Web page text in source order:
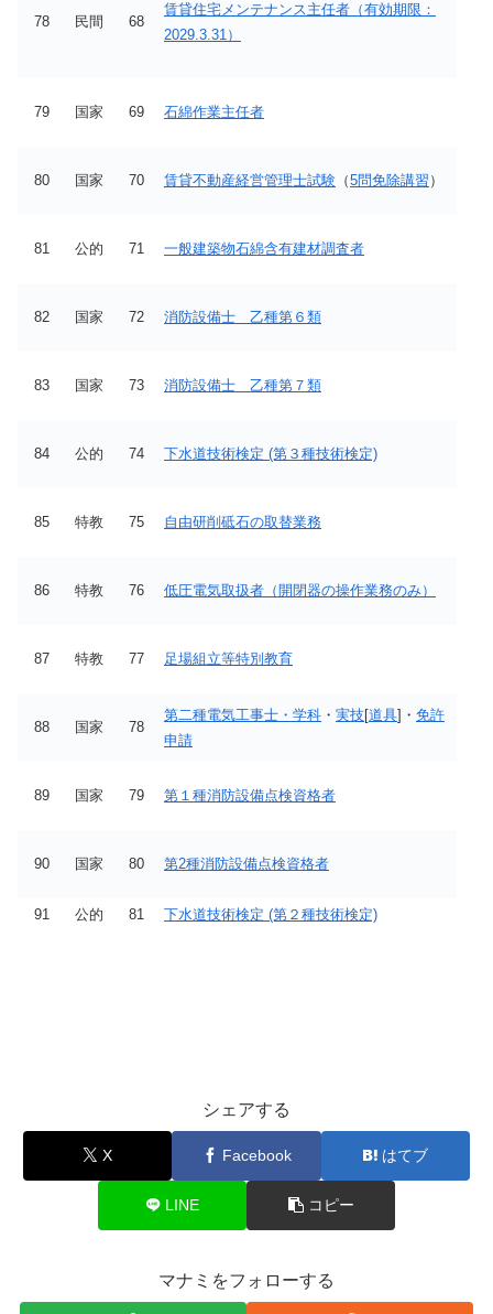
78 民間 68
賃貸住宅メンテナンス主任者（有効期限：
2029.3.31）
79 国家 69 石綿作業主任者
80 国家 70 賃貸不動産経営管理士試験 （5問免除講習 ）
81 公的 71 一般建築物石綿含有建材調査者
82 国家 72 消防設備士 乙種第６類
83 国家 73 消防設備士 乙種第７類
84 公的 74 下水道技術検定 (第３種技術検定)
85 特教 75 自由研削砥石の取替業務
86 特教 76 低圧電気取扱者（開閉器の操作業務のみ）
87 特教 77 足場組立等特別教育
88 国家 78
第二種電気工事士・学科 ・ 実技[道具]・ 免許
申請
89 国家 79 第１種消防設備点検資格者
90 国家 80 第2種消防設備点検資格者
91 公的 81 下水道技術検定 (第２種技術検定)
シェアする
X Facebook はてブ
LINE コピー
マナミをフォローする